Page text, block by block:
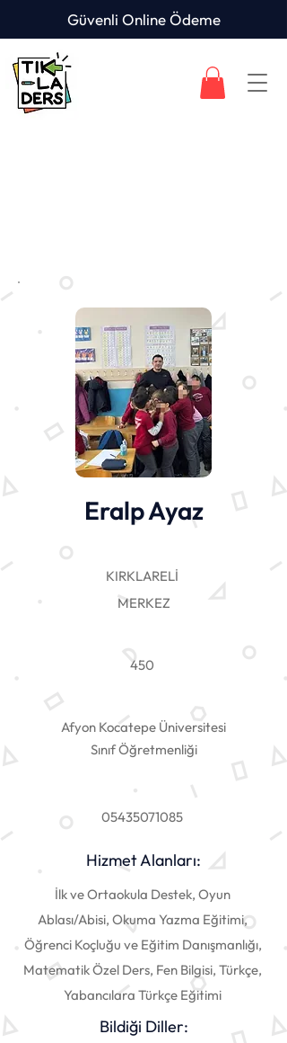
Güvenli Online Ödeme
Eralp Ayaz
KIRKLARELİ
MERKEZ
450
Afyon Kocatepe Üniversitesi
Sınıf Öğretmenliği
05435071085
Hizmet Alanları:
İlk ve Ortaokula Destek, Oyun
Ablası/Abisi, Okuma Yazma Eğitimi,
Öğrenci Koçluğu ve Eğitim Danışmanlığı,
Matematik Özel Ders, Fen Bilgisi, Türkçe,
Yabancılara Türkçe Eğitimi
Bildiği Diller: